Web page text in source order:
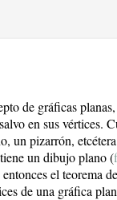
de gráficas
en sus vértices.
un pizarrón,
un dibujo plano (
el teorema
de una gráfica